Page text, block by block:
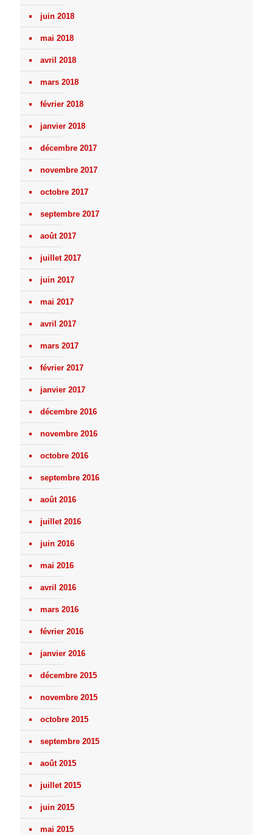
juin 2018
mai 2018
avril 2018
mars 2018
février 2018
janvier 2018
décembre 2017
novembre 2017
octobre 2017
septembre 2017
août 2017
juillet 2017
juin 2017
mai 2017
avril 2017
mars 2017
février 2017
janvier 2017
décembre 2016
novembre 2016
octobre 2016
septembre 2016
août 2016
juillet 2016
juin 2016
mai 2016
avril 2016
mars 2016
février 2016
janvier 2016
décembre 2015
novembre 2015
octobre 2015
septembre 2015
août 2015
juillet 2015
juin 2015
mai 2015